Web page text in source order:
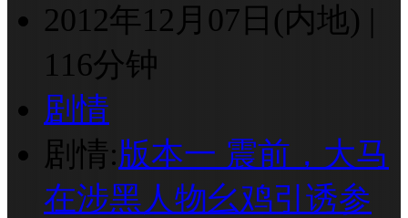
2012年12月07日(内地) |
116分钟
剧情
剧情:版本一 震前，大马
在涉黑人物幺鸡引诱参